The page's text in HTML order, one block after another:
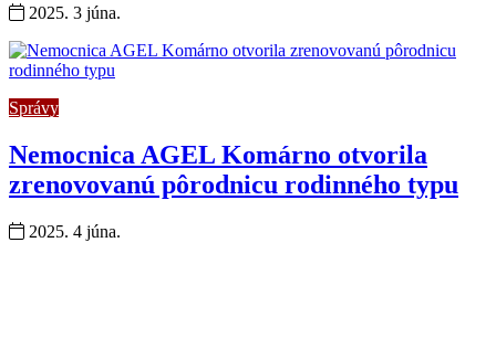
2025. 3 júna.
Správy
Nemocnica AGEL Komárno otvorila
zrenovovanú pôrodnicu rodinného typu
2025. 4 júna.